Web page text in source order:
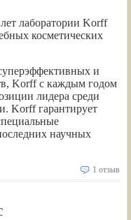
лаборатории Korff
косметических
и
Korff с каждым годом
лидера среди
Korff гарантирует
научных
1 отзыв